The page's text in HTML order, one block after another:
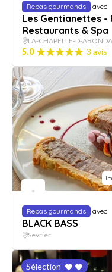
Repas gourmands avec
Les Gentianettes -
Restaurants & Spa
LA-CHAPELLE-D-
5.0 3 avis
Repas gourmands avec
BLACK BASS
Sevrier
Sélection